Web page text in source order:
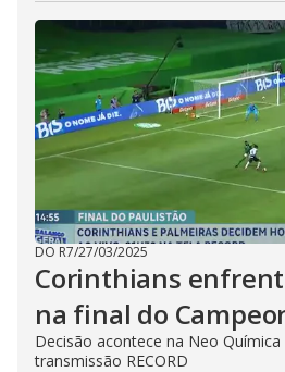
DO R7/27/03/2025
Corinthians
na final do
Decisão acontece na Neo
transmissão RECORD